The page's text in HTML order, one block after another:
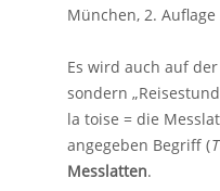
München, 2. Auflage
Es wird auch auf
sondern
la toise = die
angegeben Begriff (
Messlatten.